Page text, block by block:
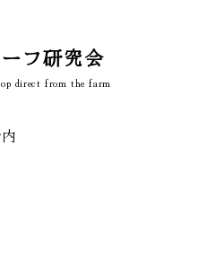
フ研究会
direct from the farm